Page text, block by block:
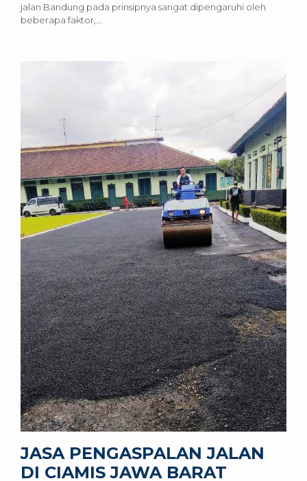
jalan Bandung pada prinsipnya sangat dipengaruhi oleh
beberapa faktor,...
JASA PENGASPALAN JALAN
DI CIAMIS JAWA BARAT